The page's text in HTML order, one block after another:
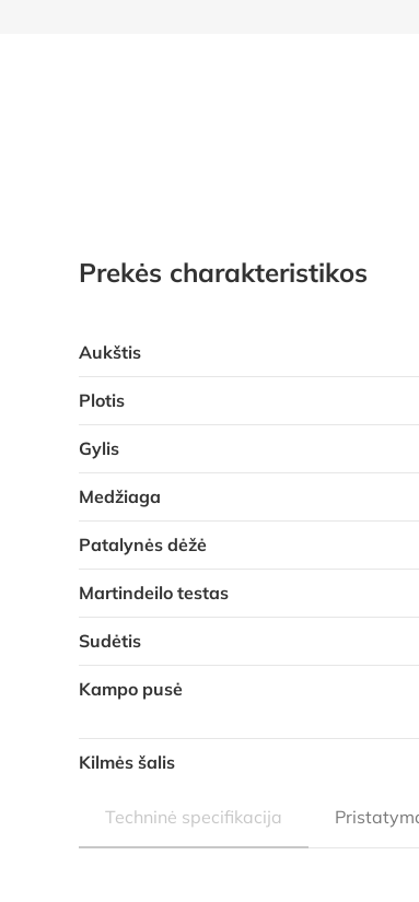
Prekės charakteristikos
Aukštis
Plotis
Gylis
Medžiaga
Patalynės dėžė
Martindeilo testas
Sudėtis
Kampo pusė
Kilmės šalis
Techninė specifikacija